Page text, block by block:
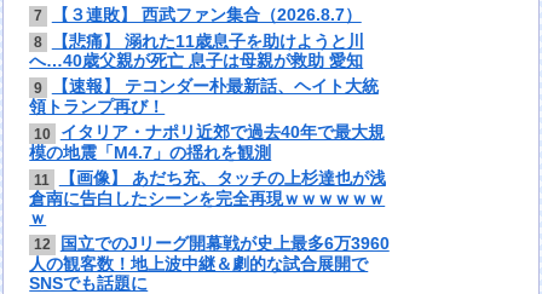
7 【３連敗】 西武ファン集合（2026.8.7）
8
【悲痛】 溺れた11歳息子を助けようと川
へ…40歳父親が死亡 息子は母親が救助 愛知
9
【速報】 テコンダー朴最新話、ヘイト大統
領トランプ再び！
10
イタリア・ナポリ近郊で過去40年で最大規
模の地震「M4.7」の揺れを観測
11
【画像】 あだち充、タッチの上杉達也が浅
倉南に告白したシーンを完全再現ｗｗｗｗｗｗ
ｗ
12
国立でのJリーグ開幕戦が史上最多6万3960
人の観客数！地上波中継＆劇的な試合展開で
SNSでも話題に